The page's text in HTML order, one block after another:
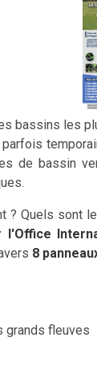
bassins les
de bassin
? Quels sont
8
grands fleuves